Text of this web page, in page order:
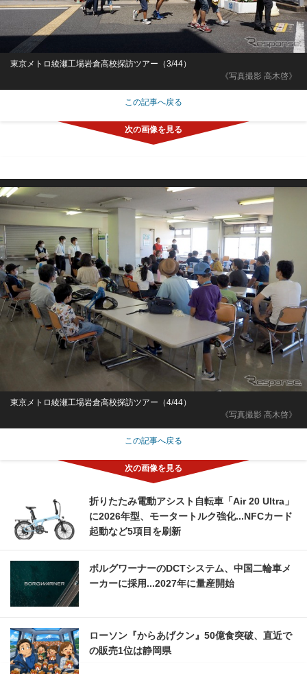
《写真撮影 高木啓》
東京メトロ綾瀬工場岩倉高校探訪ツアー（3/44）
この記事へ戻る
《写真撮影 高木啓》
東京メトロ綾瀬工場岩倉高校探訪ツアー（4/44）
この記事へ戻る
折りたたみ電動アシスト自転車「Air 20 Ultra」
に2026年型、モータートルク強化...NFCカード
起動など5項目を刷新
ボルグワーナーのDCTシステム、中国二輪車メ
ーカーに採用...2027年に量産開始
ローソン『からあげクン』50億食突破、直近で
の販売1位は静岡県